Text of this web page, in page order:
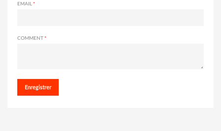
EMAIL
COMMENT
Enregistrer